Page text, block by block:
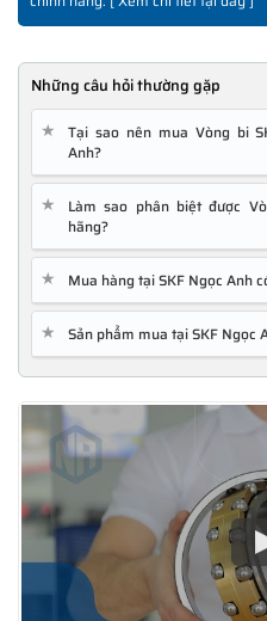
Những câu hỏi thường gặp
★
Tại sao nên mua Vòng bi
Anh?
★
Làm sao phân biệt được
hãng?
★ Mua hàng tại SKF Ngọc Anh
★ Sản phẩm mua tại SKF Ngọc